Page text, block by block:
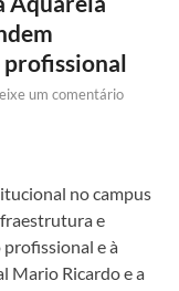
um comentário
no campus
e
e à
Mario Ricardo e a